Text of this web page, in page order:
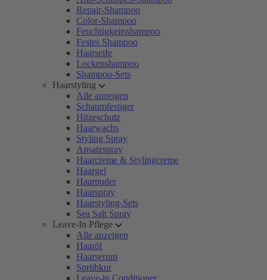
Repair-Shampoo
Color-Shampoo
Feuchtigkeitsshampoo
Festes Shampoo
Haarseife
Lockenshampoo
Shampoo-Sets
Haarstyling
Alle anzeigen
Schaumfestiger
Hitzeschutz
Haarwachs
Styling Spray
Ansatzspray
Haarcreme & Stylingcreme
Haargel
Haarpuder
Haarspray
Haarstyling-Sets
Sea Salt Spray
Leave-In Pflege
Alle anzeigen
Haaröl
Haarserum
Sprühkur
Leave-in Conditioner